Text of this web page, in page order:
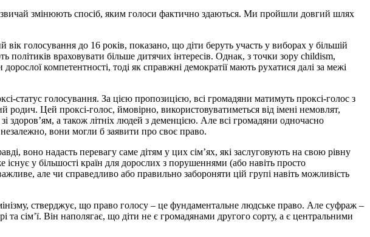
змінюють спосіб, яким голоси фактично здаються. Ми пройшли довгий шлях
голосування до 16 років, показано, що діти беруть участь у виборах у більшій
політиків враховувати більше дитячих інтересів. Однак, з точки зору childism,
компетентності, тоді як справжні демократії мають рухатися далі за межі
статус голосування. За цією пропозицією, всі громадяни матимуть проксі-голос з
Цей проксі-голос, ймовірно, використовуватиметься від імені немовлят,
а також літніх людей з деменцією. Але всі громадяни одночасно
вони могли б заявити про своє право.
воно надасть перевагу саме дітям у цих сім’ях, які заслуговують на свою рівну
у більшості країн для дорослих з порушеннями (або навіть просто
але чи справедливо або правильно забороняти цій групі навіть можливість
стверджує, що право голосу – це фундаментальне людське право. Але суфраж –
сім’ї. Він наполягає, що діти не є громадянами другого сорту, а є центральними